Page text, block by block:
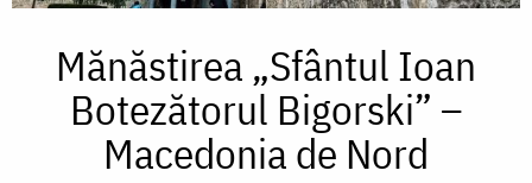
Mănăstirea „Sfântul Ioan
Botezătorul Bigorski” –
Macedonia de Nord